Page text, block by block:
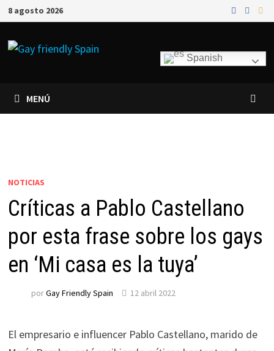
8 agosto 2026
Spanish
MENÚ
NOTICIAS
Críticas a Pablo Castellano
por esta frase sobre los gays
en ‘Mi casa es la tuya’
porGay Friendly Spain 12 abril 2022
El empresario e influencer Pablo Castellano, marido de